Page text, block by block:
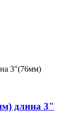
длина 3"